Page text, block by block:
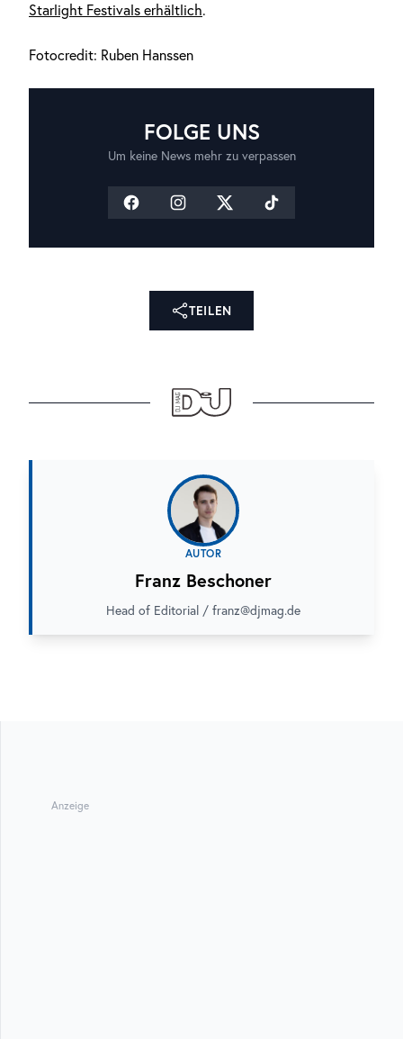
Starlight Festivals erhältlich.
Fotocredit: Ruben Hanssen
FOLGE UNS
Um keine News mehr zu verpassen
TEILEN
AUTOR
Franz Beschoner
Head of Editorial / franz@djmag.de
Anzeige